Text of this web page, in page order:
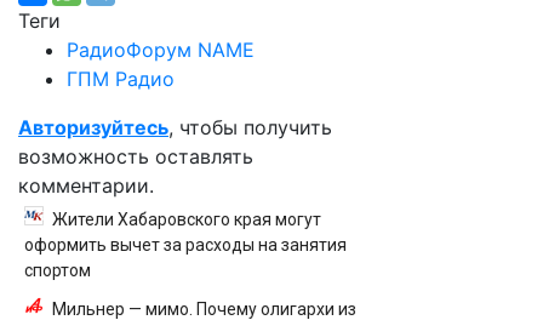
Теги
РадиоФорум NAME
ГПМ Радио
Авторизуйтесь, чтобы получить
возможность оставлять
комментарии.
Жители Хабаровского края могут
оформить вычет за расходы на занятия
спортом
Мильнер — мимо. Почему олигархи из